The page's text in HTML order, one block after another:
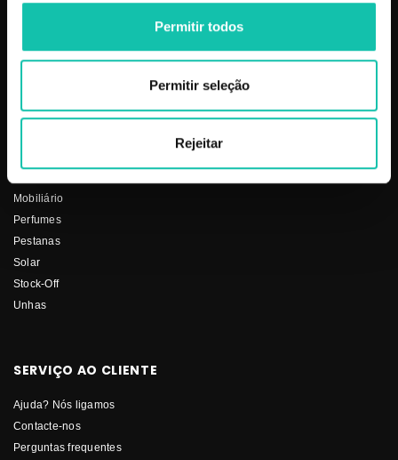
Permitir todos
Permitir seleção
Rejeitar
Cabelo
Mobiliário
Perfumes
Pestanas
Solar
Stock-Off
Unhas
COSMÉTICA CLICK
Termos e condições
Os nossos preços
SERVIÇO AO CLIENTE
Ajuda? Nós ligamos
Contacte-nos
Perguntas frequentes